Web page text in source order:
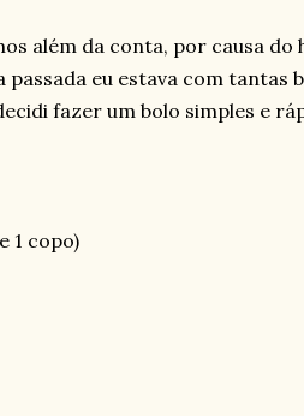
além da conta, por causa do
eu estava com tantas
fazer um bolo simples e
1 copo)